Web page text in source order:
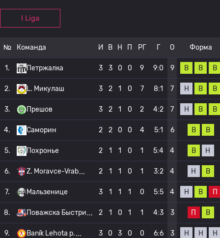
I Liga
№ Команда И В Н П РГ Г О Форма
1. Петржалка 3 3 0 0 9 9:0 9 В В В
2. L. Микулаш 3 2 1 0 7 8:1 7 Н В В
3. Прешов 3 2 1 0 2 4:2 7 Н В В
4. Саморин 2 2 0 0 4 5:1 6 В В
5. Похронье 2 1 1 0 1 5:4 4 В Н
6. Z. Moravce-Vrab 2 1 1 0 1 3:2 4 Н В
7. Мальзенице 3 1 1 1 0 5:5 4 Н В П
8. Поважска Быстри 2 1 0 1 1 4:3 3 П В
9. Baník Lehota p. 3 0 3 0 0 6:6 3 Н Н Н